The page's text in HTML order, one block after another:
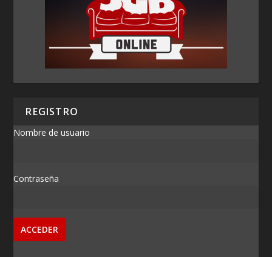
REGISTRO
Nombre de usuario
Contraseña